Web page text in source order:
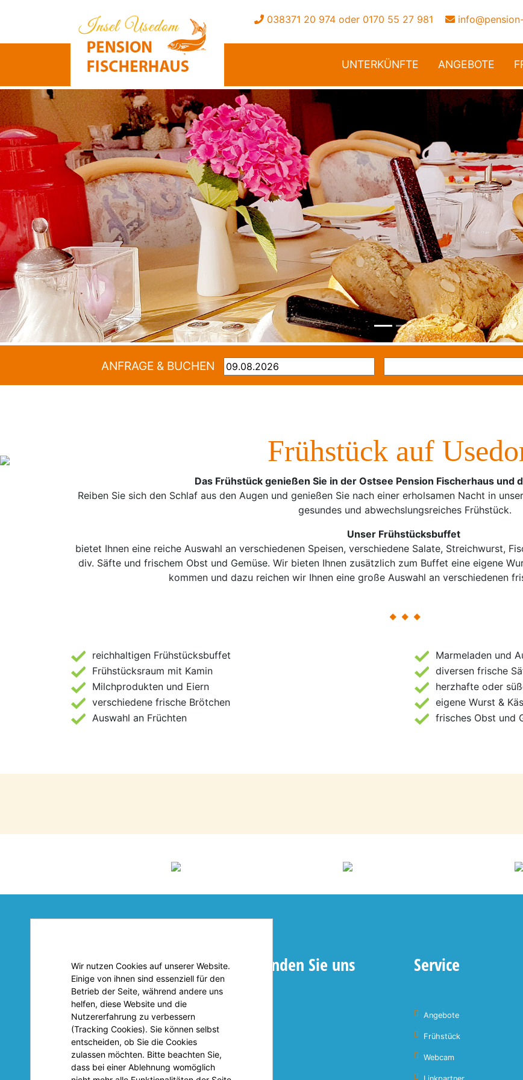
038371 20 974 oder 0170 55 27 981
UNTERKÜNFTE ANGEBOTE
Previous
ANFRAGE & BUCHEN
Frühstück auf
Das Frühstück genießen Sie in der Ostsee Pension Fischerhaus und
Reiben Sie sich den Schlaf aus den Augen und genießen Sie nach einer erholsamen Nacht in
gesundes und abwechslungsreiches Frühstück.
Unser Frühstücksbuffet
bietet Ihnen eine reiche Auswahl an verschiedenen Speisen, verschiedene Salate, Streichwurst,
div. Säfte und frischem Obst und Gemüse. Wir bieten Ihnen zusätzlich zum Buffet eine eigene
kommen und dazu reichen wir Ihnen eine große Auswahl an verschiedenen
reichhaltigen Frühstücksbuffet
Frühstücksraum mit Kamin
Milchprodukten und Eiern
verschiedene frische Brötchen
Auswahl an Früchten
Marmeladen und
diversen frische
herzhafte oder
eigene Wurst &
frisches Obst und
Pension Fischerhaus
Kampstraße 6
17449 Ostseebad Trassenheide
Tel.: 038371 20 974
Mobil: 0170 5527981
info@pension-fischerhaus.de
So finden Sie uns Service
Angebote
Frühstück
Webcam
Wir nutzen Cookies auf unserer Website.
Einige von ihnen sind essenziell für den
Betrieb der Seite, während andere uns
helfen, diese Website und die
Nutzererfahrung zu verbessern
(Tracking Cookies). Sie können selbst
entscheiden, ob Sie die Cookies
zulassen möchten. Bitte beachten Sie,
dass bei einer Ablehnung womöglich